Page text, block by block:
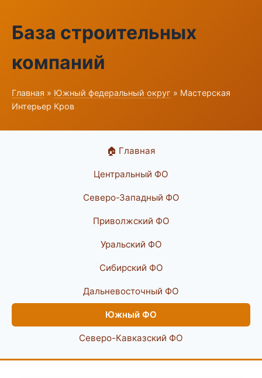
База строительных
компаний
Главная » Южный федеральный округ » Мастерская
Интерьер Кров
🏠 Главная
Центральный ФО
Северо-Западный ФО
Приволжский ФО
Уральский ФО
Сибирский ФО
Дальневосточный ФО
Южный ФО
Северо-Кавказский ФО